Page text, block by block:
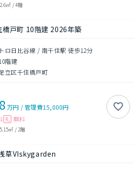
㎡ /4階
橋戸町 10階建 2026年築
ロ日比谷線 / 南千住駅 徒歩12分
階建
立区千住橋戸町
万円 /管理費15,000円
礼 無料
㎡ / 2階
草VIskygarden